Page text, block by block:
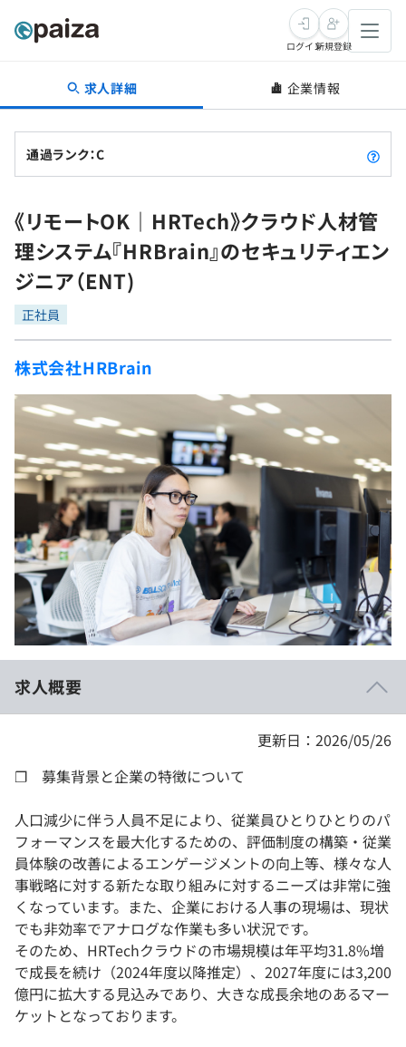
転職・キャリア
転職成功ガイド
転職エージェント
インタビュー
転職成功ガイド
新卒就活
求人検索
本選考
インターン
新卒エージェント
イベント・セミナー
インタビュー
就活成功ガイド
学習
問題集
4択課題
ナレッジ
リファレンス
プラン
個人向けプラン
法人向けプラン
学校向けプラン
契約内容・クーポン
プログラミング言語
評価結果一覧
再チャレンジ結果一覧
ゲーム・マンガ
Tech Team Journal
paiza times
note
paizaとは？
ログイン新規登録
求人詳細 企業情報
通過ランク：C
《リモートOK｜HRTech》クラウド人材管
理システム『HRBrain』のセキュリティエン
ジニア（ENT)
正社員
株式会社HRBrain
求人概要
更新日：2026/05/26
❐ 募集背景と企業の特徴について
人口減少に伴う人員不足により、従業員ひとりひとりのパ
フォーマンスを最大化するための、評価制度の構築・従業
員体験の改善によるエンゲージメントの向上等、様々な人
事戦略に対する新たな取り組みに対するニーズは非常に強
くなっています。また、企業における人事の現場は、現状
でも非効率でアナログな作業も多い状況です。
そのため、HRTechクラウドの市場規模は年平均31.8%増
で成長を続け（2024年度以降推定）、2027年度には3,200
億円に拡大する見込みであり、大きな成長余地のあるマー
ケットとなっております。